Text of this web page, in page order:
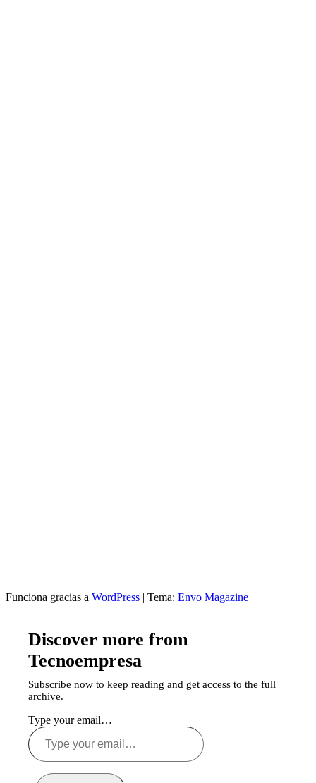
Funciona gracias a WordPress | Tema: Envo Magazine
Discover more from
Tecnoempresa
Subscribe now to keep reading and get access to the full
archive.
Type your email…